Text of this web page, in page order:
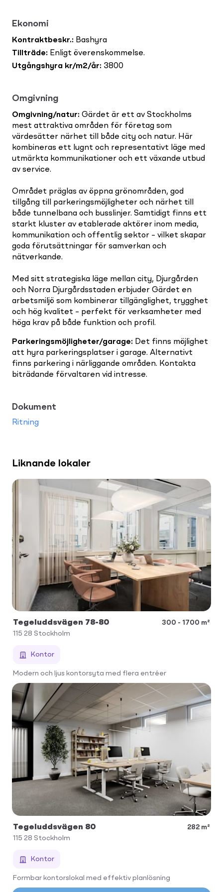
Ekonomi
Kontraktbeskr.: Bashyra
Tillträde: Enligt överenskommelse.
Utgångshyra kr/m2/år: 3800
Omgivning
Omgivning/natur: Gärdet är ett av Stockholms
mest attraktiva områden för företag som
värdesätter närhet till både city och natur. Här
kombineras ett lugnt och representativt läge med
utmärkta kommunikationer och ett växande utbud
av service.
Området präglas av öppna grönområden, god
tillgång till parkeringsmöjligheter och närhet till
både tunnelbana och busslinjer. Samtidigt finns ett
starkt kluster av etablerade aktörer inom media,
kommunikation och offentlig sektor – vilket skapar
goda förutsättningar för samverkan och
nätverkande.
Med sitt strategiska läge mellan city, Djurgården
och Norra Djurgårdsstaden erbjuder Gärdet en
arbetsmiljö som kombinerar tillgänglighet, trygghet
och hög kvalitet – perfekt för verksamheter med
höga krav på både funktion och profil.
Parkeringsmöjligheter/garage: Det finns möjlighet
att hyra parkeringsplatser i garage. Alternativt
finns parkering i närliggande områden. Kontakta
biträdande förvaltaren vid intresse.
Dokument
Ritning
Liknande lokaler
Tegeluddsvägen 78-80
300 - 1700 m²
115 28 Stockholm
Kontor
Modern och ljus kontorsyta med flera entréer
Tegeluddsvägen 80
282 m²
115 28 Stockholm
Kontor
Formbar kontorslokal med effektiv planlösning